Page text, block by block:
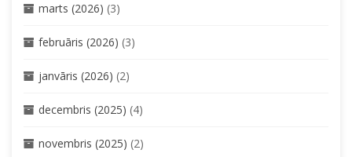
marts (2026) (3)
februāris (2026) (3)
janvāris (2026) (2)
decembris (2025) (4)
novembris (2025) (2)